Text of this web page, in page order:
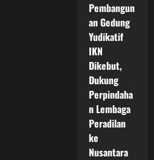
Pembangun
an Gedung
Yudikatif
IKN
Dikebut,
Dukung
Perpindaha
n Lembaga
Peradilan
ke
Nusantara